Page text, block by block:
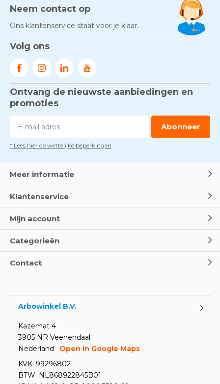
Neem contact op
Ons klantenservice staat voor je klaar.
Volg ons
Ontvang de nieuwste aanbiedingen en
promoties
Abonneer
* Lees hier de wettelijke beperkingen
Meer informatie
Klantenservice
Mijn account
Categorieën
Contact
Arbowinkel B.V.
Kazemat 4
3905 NR Veenendaal
Nederland
Open in Google Maps
KVK: 99296802
BTW: NL868922845B01